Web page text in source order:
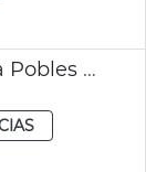
València impulsa gastronomía Pobles del Sud afectados dana